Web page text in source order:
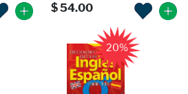
$ 54.00
20%